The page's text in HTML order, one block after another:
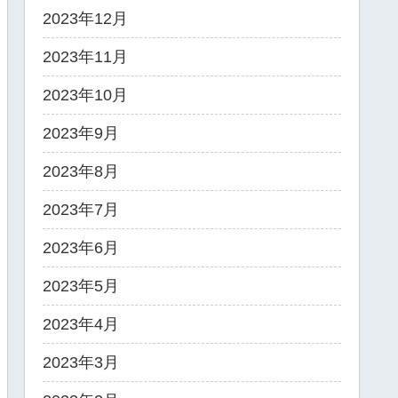
2023年12月
2023年11月
2023年10月
2023年9月
2023年8月
2023年7月
2023年6月
2023年5月
2023年4月
2023年3月